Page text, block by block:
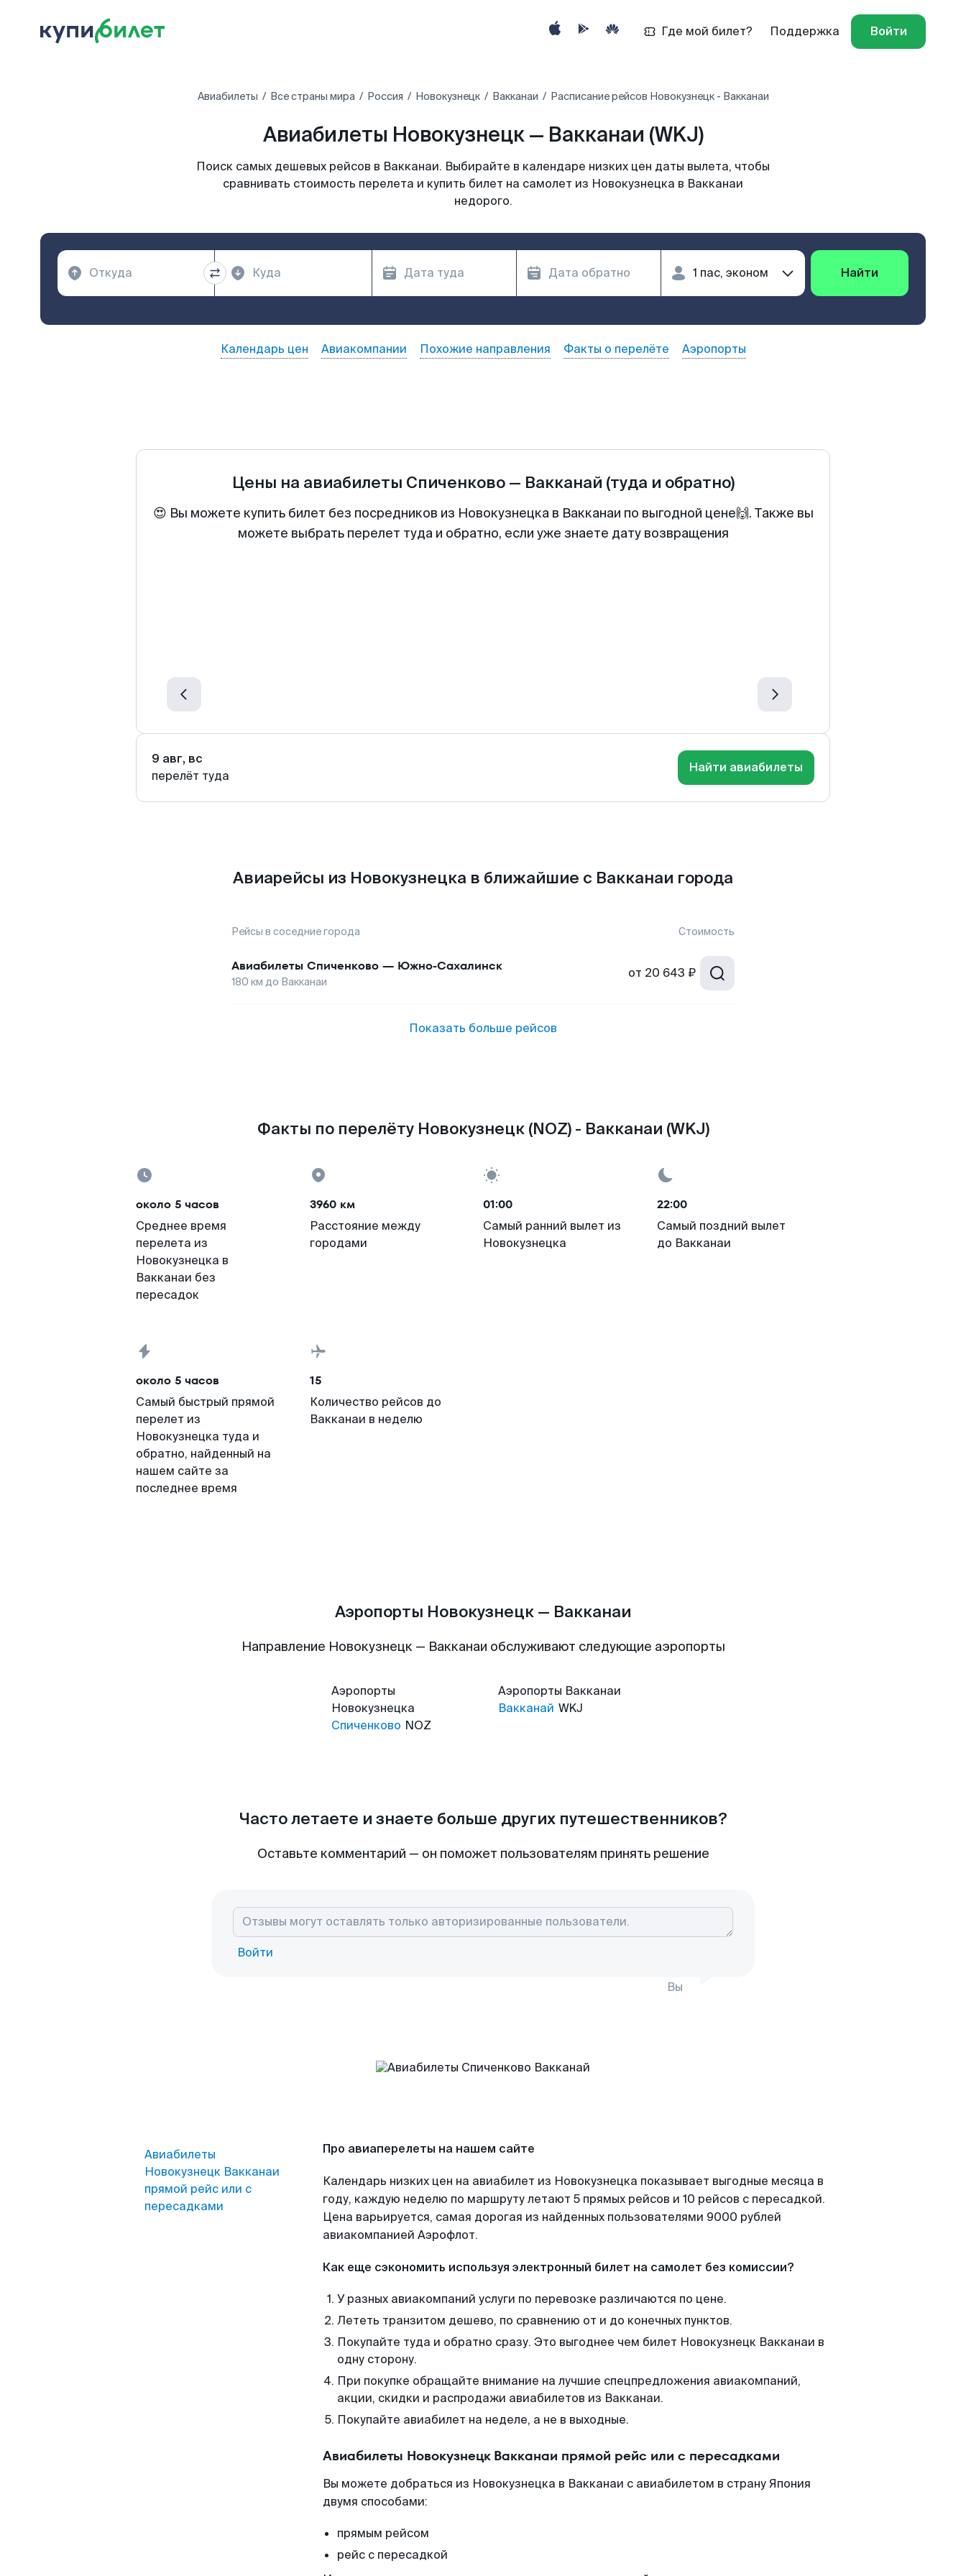
Где мой билет? Поддержка Войти
Авиабилеты Все страны мира Россия Новокузнецк Вакканаи Расписание рейсов Новокузнецк - Вакканаи
Авиабилеты Новокузнецк — Вакканаи (WKJ)
Поиск самых дешевых рейсов в Вакканаи. Выбирайте в календаре низких цен даты вылета, чтобы
сравнивать стоимость перелета и купить билет на самолет из Новокузнецка в Вакканаи
недорого.
Найти
Календарь цен Авиакомпании Похожие направления Факты о перелёте Аэропорты
Цены на авиабилеты Спиченково— Вакканай (туда и обратно)
😍 Вы можете купить билет без посредников из Новокузнецка в Вакканаи по выгодной цене🙌. Также вы
можете выбрать перелет туда и обратно, если уже знаете дату возвращения
9 авг, вс
перелёт туда
Найти авиабилеты
Авиарейсы из Новокузнецка в ближайшие с Вакканаи города
Рейсы в соседние города Стоимость
Авиабилеты Спиченково — Южно-Сахалинск
180 км до Вакканаи
от 20 643 ₽
Показать больше рейсов
Факты по перелёту Новокузнецк (NOZ) - Вакканаи (WKJ)
около 5 часов
Среднее время
перелета из
Новокузнецка в
Вакканаи без
пересадок
3960 км
Расстояние между
городами
01:00
Самый ранний вылет из
Новокузнецка
22:00
Самый поздний вылет
до Вакканаи
около 5 часов
Самый быстрый прямой
перелет из
Новокузнецка туда и
обратно, найденный на
нашем сайте за
последнее время
15
Количество рейсов до
Вакканаи в неделю
Аэропорты Новокузнецк — Вакканаи
Направление Новокузнецк — Вакканаи обслуживают следующие аэропорты
Аэропорты
Новокузнецка
Спиченково NOZ
Аэропорты Вакканаи
Вакканай WKJ
Часто летаете и знаете больше других путешественников?
Оставьте комментарий — он поможет пользователям принять решение
Войти
Вы
Авиабилеты
Новокузнецк Вакканаи
прямой рейс или с
пересадками
Про авиаперелеты на нашем сайте
Календарь низких цен на авиабилет из Новокузнецка показывает выгодные месяца в
году, каждую неделю по маршруту летают 5 прямых рейсов и 10 рейсов с пересадкой.
Цена варьируется, самая дорогая из найденных пользователями 9000 рублей
авиакомпанией Аэрофлот.
Как еще сэкономить используя электронный билет на самолет без комиссии?
У разных авиакомпаний услуги по перевозке различаются по цене.
Лететь транзитом дешево, по сравнению от и до конечных пунктов.
Покупайте туда и обратно сразу. Это выгоднее чем билет Новокузнецк Вакканаи в
одну сторону.
При покупке обращайте внимание на лучшие спецпредложения авиакомпаний,
акции, скидки и распродажи авиабилетов из Вакканаи.
Покупайте авиабилет на неделе, а не в выходные.
Авиабилеты Новокузнецк Вакканаи прямой рейс или с пересадками
Вы можете добраться из Новокузнецка в Вакканаи с авиабилетом в страну Япония
двумя способами:
прямым рейсом
рейс с пересадкой